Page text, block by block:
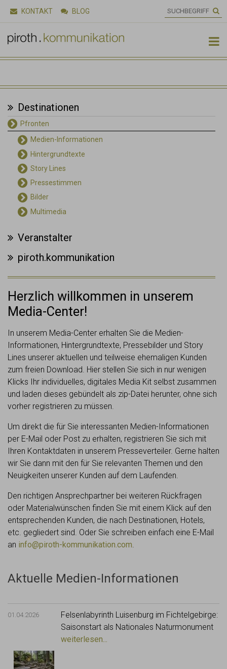
KONTAKT BLOG 
Destinationen
Pfronten
Medien-Informationen
Hintergrundtexte
Story Lines
Pressestimmen
Bilder
Multimedia
Veranstalter
piroth.kommunikation
Herzlich willkommen in unserem
Media-Center!
In unserem Media-Center erhalten Sie die Medien-
Informationen, Hintergrundtexte, Pressebilder und Story
Lines unserer aktuellen und teilweise ehemaligen Kunden
zum freien Download. Hier stellen Sie sich in nur wenigen
Klicks Ihr individuelles, digitales Media Kit selbst zusammen
und laden dieses gebündelt als zip-Datei herunter, ohne sich
vorher registrieren zu müssen.
Um direkt die für Sie interessanten Medien-Informationen
per E-Mail oder Post zu erhalten, registrieren Sie sich mit
Ihren Kontaktdaten in unserem Presseverteiler. Gerne halten
wir Sie dann mit den für Sie relevanten Themen und den
Neuigkeiten unserer Kunden auf dem Laufenden.
Den richtigen Ansprechpartner bei weiteren Rückfragen
oder Materialwünschen finden Sie mit einem Klick auf den
entsprechenden Kunden, die nach Destinationen, Hotels,
etc. gegliedert sind. Oder Sie schreiben einfach eine E-Mail
an info@piroth-kommunikation.com.
Aktuelle Medien-Informationen
01.04.2026
Felsenlabyrinth Luisenburg im Fichtelgebirge:
Saisonstart als Nationales Naturmonument
weiterlesen...